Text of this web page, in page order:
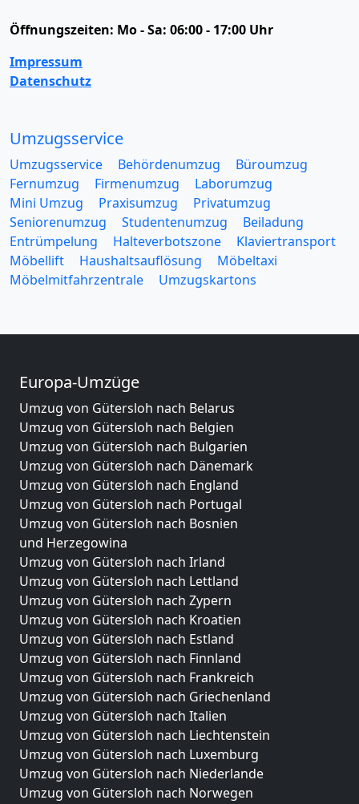
Öffnungszeiten: Mo - Sa: 06:00 - 17:00 Uhr
Impressum
Datenschutz
Umzugsservice
Umzugsservice Behördenumzug
Büroumzug
Fernumzug
Firmenumzug
Laborumzug
Mini Umzug
Praxisumzug
Privatumzug
Seniorenumzug
Studentenumzug
Beiladung
Entrümpelung
Halteverbotszone
Klaviertransport
Möbellift
Haushaltsauflösung
Möbeltaxi
Möbelmitfahrzentrale
Umzugskartons
Europa-Umzüge
Umzug von Gütersloh nach Belarus
Umzug von Gütersloh nach Belgien
Umzug von Gütersloh nach Bulgarien
Umzug von Gütersloh nach Dänemark
Umzug von Gütersloh nach England
Umzug von Gütersloh nach Portugal
Umzug von Gütersloh nach Bosnien
und Herzegowina
Umzug von Gütersloh nach Irland
Umzug von Gütersloh nach Lettland
Umzug von Gütersloh nach Zypern
Umzug von Gütersloh nach Kroatien
Umzug von Gütersloh nach Estland
Umzug von Gütersloh nach Finnland
Umzug von Gütersloh nach Frankreich
Umzug von Gütersloh nach Griechenland
Umzug von Gütersloh nach Italien
Umzug von Gütersloh nach Liechtenstein
Umzug von Gütersloh nach Luxemburg
Umzug von Gütersloh nach Niederlande
Umzug von Gütersloh nach Norwegen